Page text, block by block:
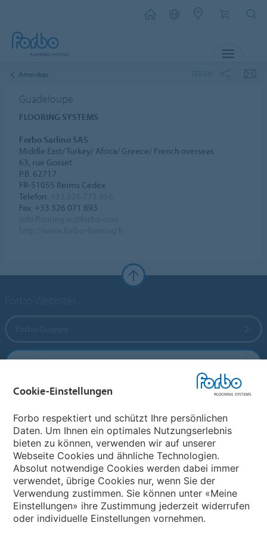
Amerikas
Guadeloupe
FLOORING SYSTEMS
Forbo Sarlino SAS
Middle East/ Turkey/ Africa/ Greece/ French overseas
63, rue Gosset
P.B. 62717
FR-51055 Reims Cedex
Telefon:
Fax: +33 326 071 893
Forbo Flooring Systems
Forbo Movement Systems
Land auswählen
Land auswählen
Cookie-Einstellungen
Forbo respektiert und schützt Ihre persönlichen
Daten. Um Ihnen ein optimales Nutzungserlebnis
bieten zu können, verwenden wir auf unserer
Webseite Cookies und ähnliche Technologien.
Absolut notwendige Cookies werden dabei immer
verwendet, übrige Cookies nur, wenn Sie der
Verwendung zustimmen. Sie können unter «Meine
Einstellungen» ihre Zustimmung jederzeit widerrufen
oder individuelle Einstellungen vornehmen.